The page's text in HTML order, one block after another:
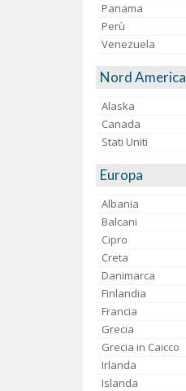
Panama
Perù
Venezuela
Nord America
Alaska
Canada
Stati Uniti
Europa
Albania
Balcani
Cipro
Creta
Danimarca
Finlandia
Francia
Grecia
Grecia in Caicco
Irlanda
Islanda